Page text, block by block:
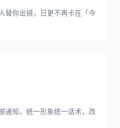
替你出镜，日更不再卡在「今
通知，统一形象统一话术，改